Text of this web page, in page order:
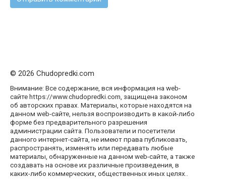
© 2026 Chudopredki.com
Внимание: Все содержание, вся информация на web-
сайте https://www.chudopredki.com, защищена законом
об авторских правах. Материалы, которые находятся на
данном web-сайте, нельзя воспроизводить в какой-либо
форме без предварительного разрешения
администрации сайта. Пользователи и посетители
данного интернет-сайта, не имеют права публиковать,
распространять, изменять или передавать любые
материалы, обнаруженные на данном web-сайте, а также
создавать на основе их различные произведения, в
каких-либо коммерческих, общественных иных целях..